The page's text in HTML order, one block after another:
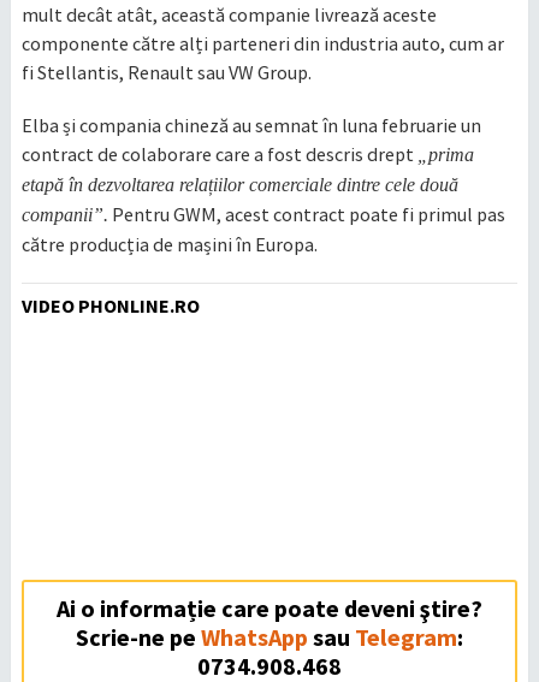
mult decât atât, această companie livrează aceste
componente către alți parteneri din industria auto, cum ar
fi Stellantis, Renault sau VW Group.
Elba și compania chineză au semnat în luna februarie un
contract de colaborare care a fost descris drept
„prima
etapă în dezvoltarea relațiilor comerciale dintre cele două
companii”. Pentru GWM, acest contract poate fi primul pas
către producția de mașini în Europa.
VIDEO PHONLINE.RO
Ai o informație care poate deveni ştire?
Scrie-ne pe WhatsApp sau Telegram:
0734.908.468